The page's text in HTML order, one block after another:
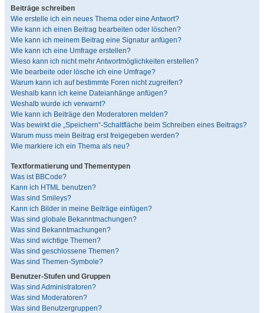
Beiträge schreiben
Wie erstelle ich ein neues Thema oder eine Antwort?
Wie kann ich einen Beitrag bearbeiten oder löschen?
Wie kann ich meinem Beitrag eine Signatur anfügen?
Wie kann ich eine Umfrage erstellen?
Wieso kann ich nicht mehr Antwortmöglichkeiten erstellen?
Wie bearbeite oder lösche ich eine Umfrage?
Warum kann ich auf bestimmte Foren nicht zugreifen?
Weshalb kann ich keine Dateianhänge anfügen?
Weshalb wurde ich verwarnt?
Wie kann ich Beiträge den Moderatoren melden?
Was bewirkt die „Speichern“-Schaltfläche beim Schreiben eines Beitrags?
Warum muss mein Beitrag erst freigegeben werden?
Wie markiere ich ein Thema als neu?
Textformatierung und Thementypen
Was ist BBCode?
Kann ich HTML benutzen?
Was sind Smileys?
Kann ich Bilder in meine Beiträge einfügen?
Was sind globale Bekanntmachungen?
Was sind Bekanntmachungen?
Was sind wichtige Themen?
Was sind geschlossene Themen?
Was sind Themen-Symbole?
Benutzer-Stufen und Gruppen
Was sind Administratoren?
Was sind Moderatoren?
Was sind Benutzergruppen?